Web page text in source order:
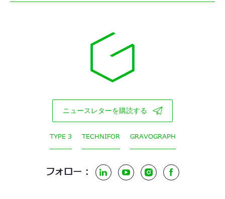
ニュースレターを購読する
TYPE 3 TECHNIFOR GRAVOGRAPH
フォロー : LinkedInYouTubeInstagramFacebook